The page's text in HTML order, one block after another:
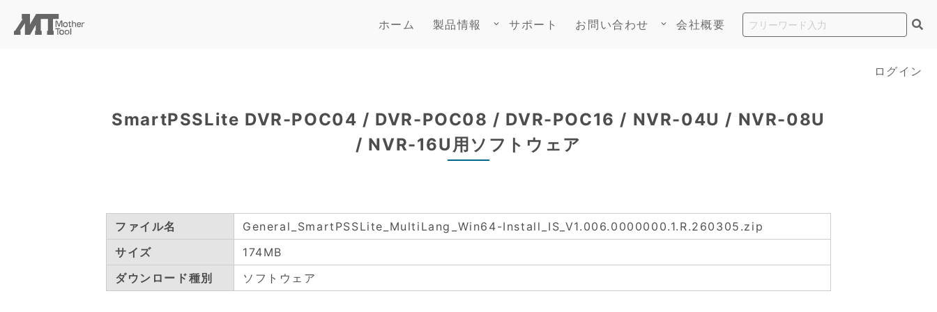
ホーム 製品情報 keyboard_arrow_down サポート お問い合わせ keyboard_arrow_down 会社概要
ログイン
SmartPSSLite DVR-POC04 / DVR-POC08 / DVR-POC16 / NVR-04U / NVR-08U
/ NVR-16U用ソフトウェア
ファイル名
General_SmartPSSLite_MultiLang_Win64-Install_IS_V1.006.0000000.1.R.260305.zip
サイズ
174MB
ダウンロード種別
ソフトウェア